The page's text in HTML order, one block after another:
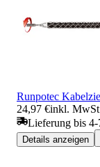
Runpotec
24,97 €inkl.
Lieferung bis 4-
Details anzeigen